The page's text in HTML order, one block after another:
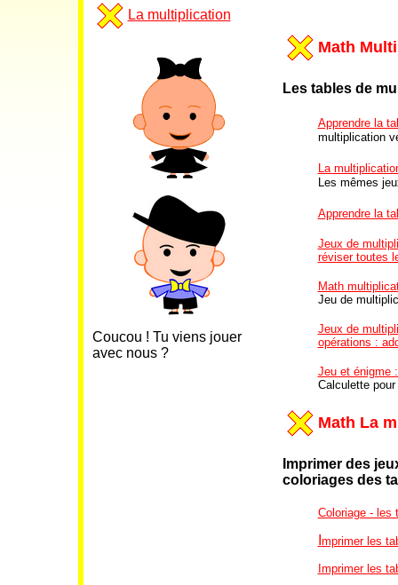
La multiplication
Coucou ! Tu viens jouer
avec nous ?
Math
Les tables de
Apprendre la
multiplication
La
Les mêmes
Apprendre la
Jeux de
réviser toutes
Math
Jeu de
Jeux de
opérations :
Jeu et énigme
Calculette
Math La
Imprimer des
coloriages des
Coloriage - les
mprimer les
Imprimer les